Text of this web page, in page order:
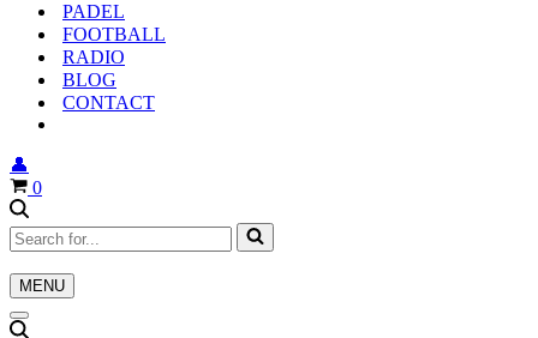
PADEL
FOOTBALL
RADIO
BLOG
CONTACT
👤
Panier
0
Rechercher...
MENU
Menu
Menu